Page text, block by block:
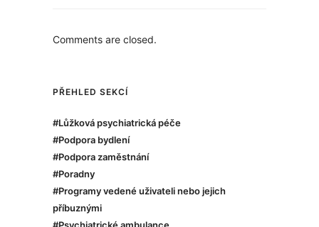
Comments are closed.
PŘEHLED SEKCÍ
#Lůžková psychiatrická péče
#Podpora bydlení
#Podpora zaměstnání
#Poradny
#Programy vedené uživateli nebo jejich
příbuznými